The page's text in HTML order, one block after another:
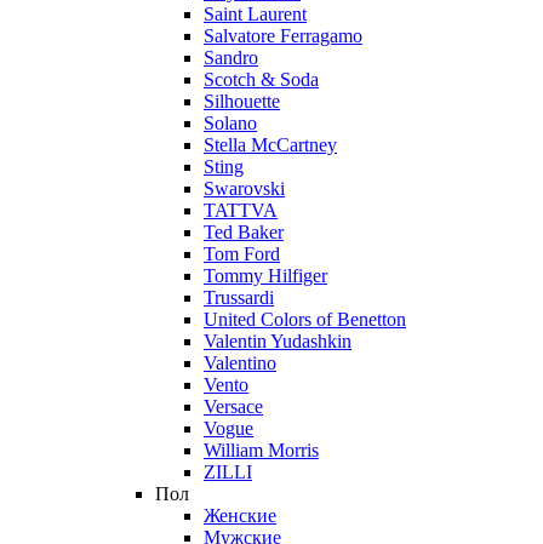
Saint Laurent
Salvatore Ferragamo
Sandro
Scotch & Soda
Silhouette
Solano
Stella McCartney
Sting
Swarovski
TATTVA
Ted Baker
Tom Ford
Tommy Hilfiger
Trussardi
United Colors of Benetton
Valentin Yudashkin
Valentino
Vento
Versace
Vogue
William Morris
ZILLI
Пол
Женские
Мужские